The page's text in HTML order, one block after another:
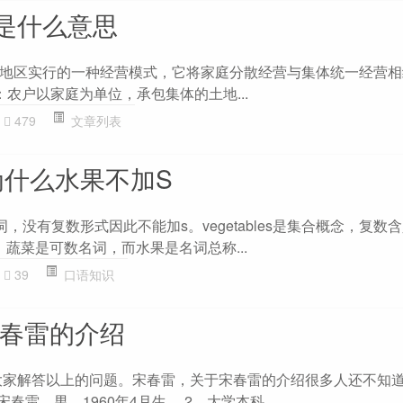
什么意思
区实行的一种经营模式，它将家庭分散经营与集体统一经营
户以家庭为单位，承包集体的土地...
479 文章列表
么水果不加S
，没有复数形式因此不能加s。vegetables是集合概念，复数
菜是可数名词，而水果是名词总称...
39 口语知识
雷的介绍
解答以上的问题。宋春雷，关于宋春雷的介绍很多人还不知